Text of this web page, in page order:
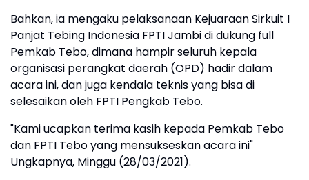
Bahkan, ia mengaku pelaksanaan Kejuaraan Sirkuit I
Panjat Tebing Indonesia FPTI Jambi di dukung full
Pemkab Tebo, dimana hampir seluruh kepala
organisasi perangkat daerah (OPD) hadir dalam
acara ini, dan juga kendala teknis yang bisa di
selesaikan oleh FPTI Pengkab Tebo.
"Kami ucapkan terima kasih kepada Pemkab Tebo
dan FPTI Tebo yang mensukseskan acara ini"
Ungkapnya, Minggu (28/03/2021).